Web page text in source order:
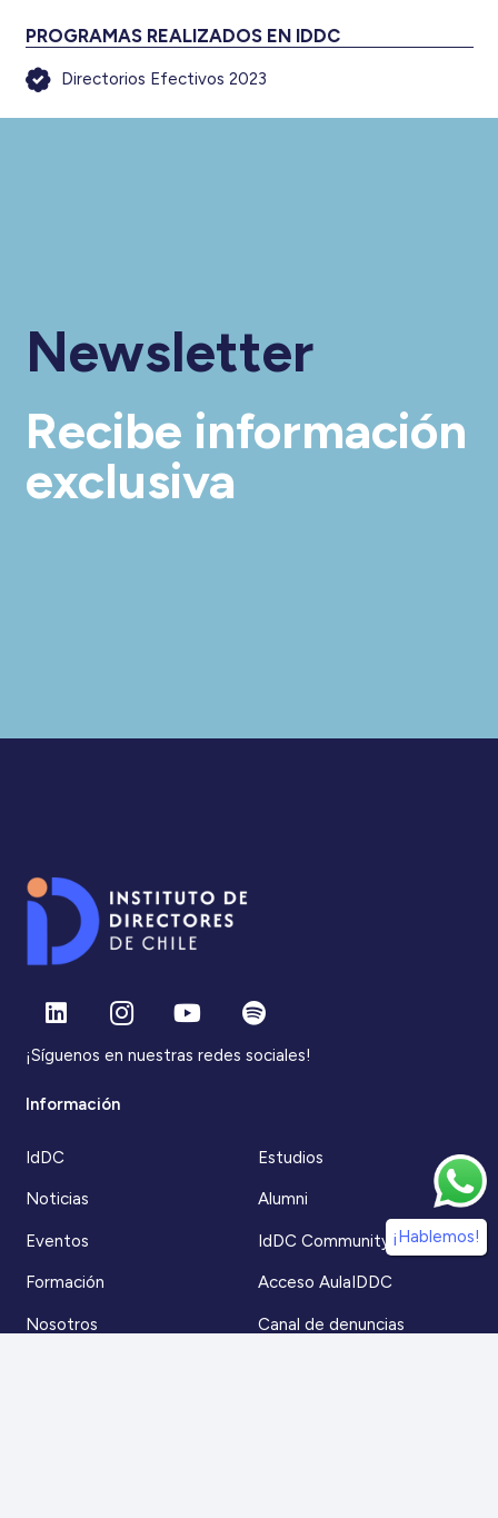
PROGRAMAS REALIZADOS EN IDDC
Directorios Efectivos 2023
Newsletter
Recibe información
exclusiva
¡Síguenos en nuestras redes sociales!
Información
IdDC
Noticias
Eventos
Formación
Nosotros
Estudios
Alumni
IdDC Community
Acceso AulaIDDC
Canal de denuncias
¡Hablemos!